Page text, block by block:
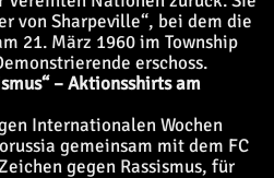
von Sharpeville“, bei dem die
21. März 1960 im Township
erschoss.
– Aktionsshirts am
Internationalen Wochen
gemeinsam mit dem FC
gegen Rassismus, für